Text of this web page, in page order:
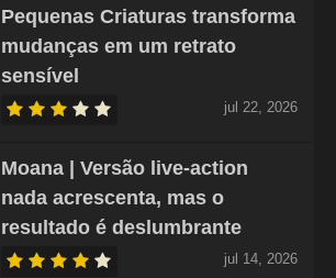
Pequenas Criaturas transforma
mudanças em um retrato
sensível
jul 22, 2026
Moana | Versão live-action
nada acrescenta, mas o
resultado é deslumbrante
jul 14, 2026